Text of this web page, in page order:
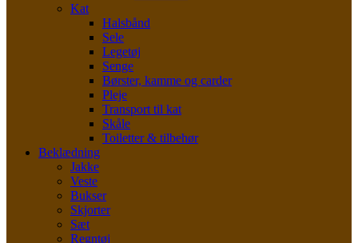
Kat
Halsbånd
Sele
Legetøj
Senge
Børster, kamme og carder
Pleje
Transport til kat
Skåle
Toiletter & tilbehør
Beklædning
Jakke
Veste
Bukser
Skjorter
Sæt
Regntøj